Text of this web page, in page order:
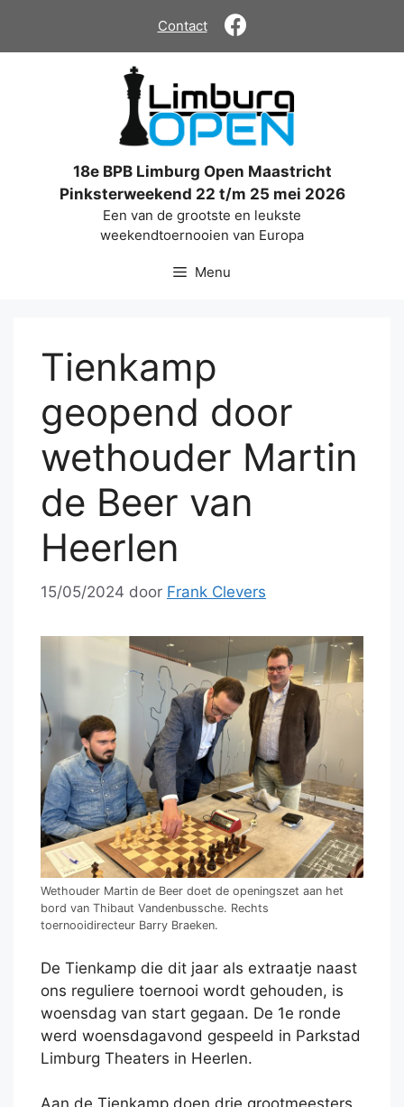
de
Contact
18e BPB Limburg Open Maastricht
Pinksterweekend 22 t/m 25 mei 2026
Een van de grootste en leukste
weekendtoernooien van Europa
Menu
Tienkamp
geopend door
wethouder Martin
de Beer van
Heerlen
15/05/2024 door Frank Clevers
Wethouder Martin de Beer doet de openingszet aan het
bord van Thibaut Vandenbussche. Rechts
toernooidirecteur Barry Braeken.
De Tienkamp die dit jaar als extraatje naast
ons reguliere toernooi wordt gehouden, is
woensdag van start gegaan. De 1e ronde
werd woensdagavond gespeeld in Parkstad
Limburg Theaters in Heerlen.
Aan de Tienkamp doen drie grootmeesters,